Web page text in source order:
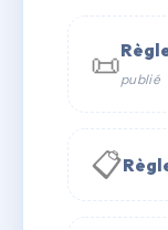
📜publié
📋